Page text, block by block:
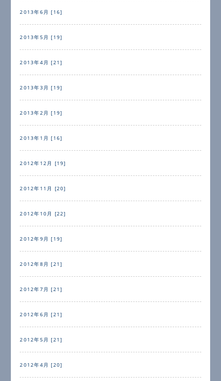
2013年6月 [16]
2013年5月 [19]
2013年4月 [21]
2013年3月 [19]
2013年2月 [19]
2013年1月 [16]
2012年12月 [19]
2012年11月 [20]
2012年10月 [22]
2012年9月 [19]
2012年8月 [21]
2012年7月 [21]
2012年6月 [21]
2012年5月 [21]
2012年4月 [20]